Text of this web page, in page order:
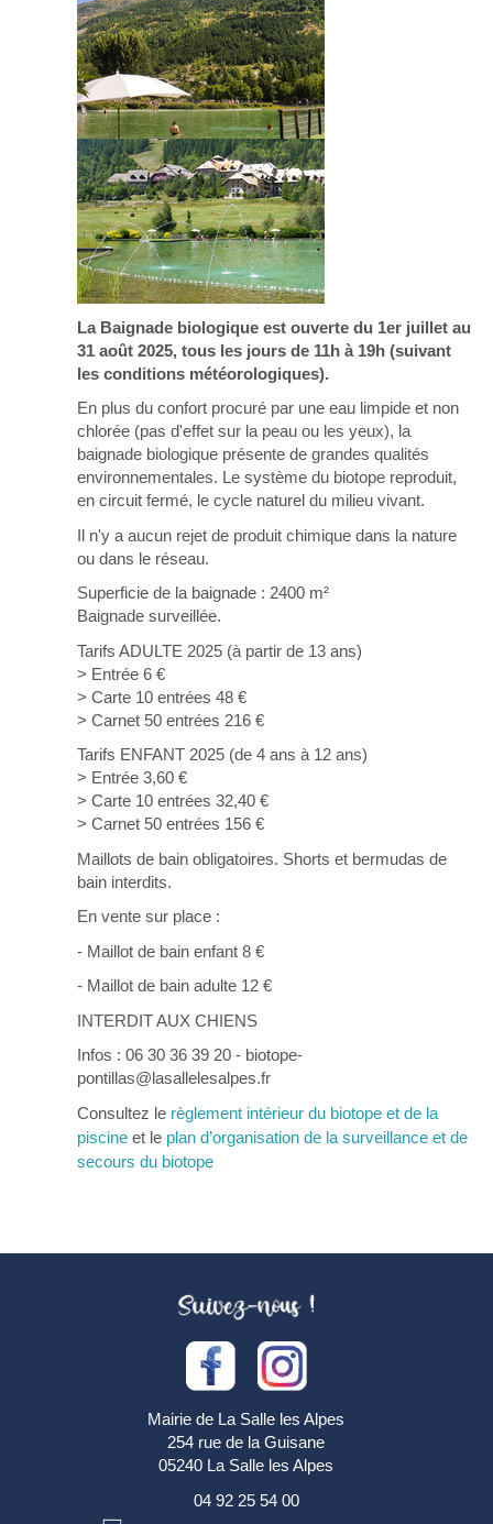
La Baignade biologique est ouverte du 1er juillet au
31 août 2025, tous les jours de 11h à 19h (suivant
les conditions météorologiques).
En plus du confort procuré par une eau limpide et non
chlorée (pas d'effet sur la peau ou les yeux), la
baignade biologique présente de grandes qualités
environnementales. Le système du biotope reproduit,
en circuit fermé, le cycle naturel du milieu vivant.
Il n'y a aucun rejet de produit chimique dans la nature
ou dans le réseau.
Superficie de la baignade : 2400 m²
Baignade surveillée.
Tarifs ADULTE 2025 (à partir de 13 ans)
> Entrée 6 €
> Carte 10 entrées 48 €
> Carnet 50 entrées 216 €
Tarifs ENFANT 2025 (de 4 ans à 12 ans)
> Entrée 3,60 €
> Carte 10 entrées 32,40 €
> Carnet 50 entrées 156 €
Maillots de bain obligatoires. Shorts et bermudas de
bain interdits.
En vente sur place :
- Maillot de bain enfant 8 €
- Maillot de bain adulte 12 €
INTERDIT AUX CHIENS
Infos : 06 30 36 39 20 - biotope-
pontillas@lasallelesalpes.fr
Consultez le règlement intérieur du biotope et de la
piscineet le plan d’organisation de la surveillance et de
secours du biotope
Mairie de La Salle les Alpes
254 rue de la Guisane
05240 La Salle les Alpes
04 92 25 54 00